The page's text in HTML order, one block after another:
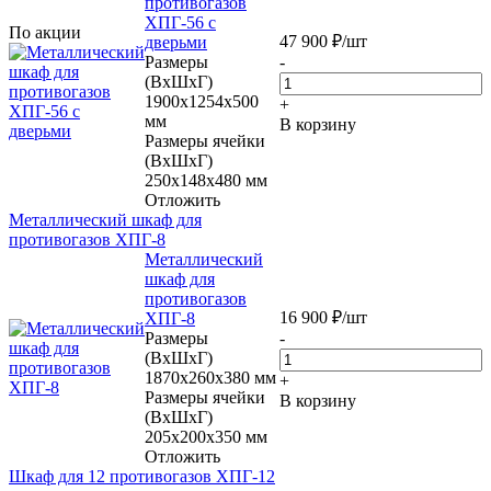
По акции
ХПГ-56 с
дверьми
Размеры
(ВхШхГ)
1900х1254х500
мм
Размеры ячейки
(ВхШхГ)
250х148х480 мм
Отложить
47 900 ₽/шт
-
+
В корзину
Металлический шкаф для
противогазов ХПГ-8
Металлический
шкаф для
противогазов
ХПГ-8
Размеры
(ВхШхГ)
1870x260x380 мм
Размеры ячейки
(ВхШхГ)
205х200х350 мм
Отложить
16 900 ₽/шт
-
+
В корзину
Шкаф для 12 противогазов ХПГ-12